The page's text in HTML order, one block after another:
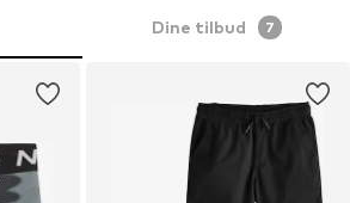
Dine tilbud 7